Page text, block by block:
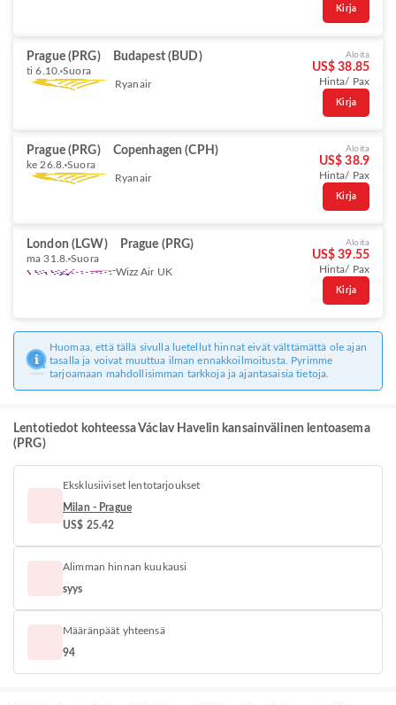
Kirja
Prague (PRG) Budapest (BUD)
ti 6.10. Suora
Ryanair
Aloita
US$ 38.85
Hinta/ Pax
Kirja
Prague (PRG) Copenhagen (CPH)
ke 26.8. Suora
Ryanair
Aloita
US$ 38.9
Hinta/ Pax
Kirja
London (LGW) Prague (PRG)
ma 31.8. Suora
Wizz Air UK
Aloita
US$ 39.55
Hinta/ Pax
Kirja
Huomaa, että tällä sivulla luetellut hinnat eivät välttämättä ole ajan
tasalla ja voivat muuttua ilman ennakkoilmoitusta. Pyrimme
tarjoamaan mahdollisimman tarkkoja ja ajantasaisia tietoja.
Lentotiedot kohteessa Václav Havelin kansainvälinen lentoasema
(PRG)
Eksklusiiviset lentotarjoukset
Milan - Prague
US$ 25.42
Alimman hinnan kuukausi
syys
Määränpäät yhteensä
94